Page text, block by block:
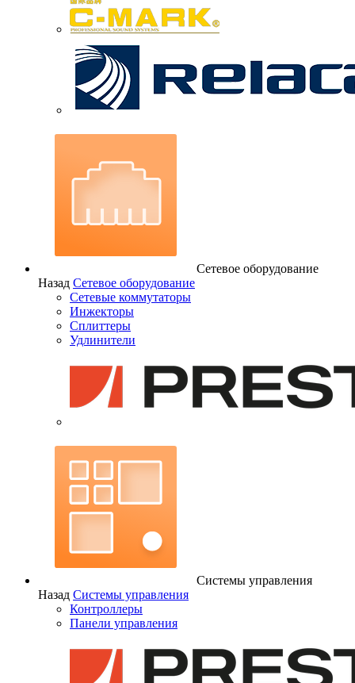
Сетевое оборудование
Назад Сетевое оборудование
Сетевые коммутаторы
Инжекторы
Сплиттеры
Удлинители
Системы управления
Назад Системы управления
Контроллеры
Панели управления